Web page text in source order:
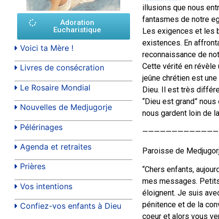
Adoration
Eucharistique
Voici ta Mère !
Livres de consécration
Le Rosaire Mondial
Nouvelles de Medjugorje
Pélérinages
Agenda et retraites
Prières
Vos intentions
Confiez-vos enfants à Dieu
illusions que nous
fantasmes de notre
Les exigences et les
existences. En
reconnaissance de
Cette vérité en révèle
jeûne chrétien est
Dieu. Il est très
“Dieu est grand”
nous gardent loin de
Paroisse de
“Chers enfants,
mes messages.
éloignent. Je suis
pénitence et de la
coeur et alors vous